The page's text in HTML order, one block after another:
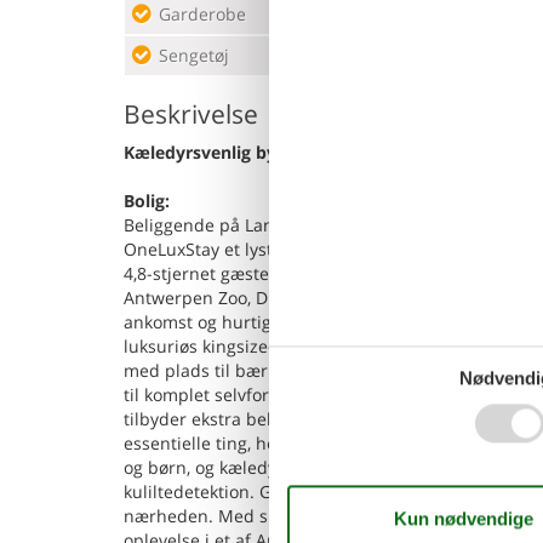
Garderobe
Sengetøj
Beskrivelse
Kæledyrsvenlig byferie i Antwerpen
Bolig:
Beliggende på Lange Leemstraat, kun få øjeblikke
OneLuxStay et lyst og sofistikeret fristed i en
4,8-stjernet gæstebedømmelse tilbyder
Antwerpen Zoo, Diamantkvarteret og store
ankomst og hurtig adgang til byens rytmiske
luksuriøs kingsize-seng i et lyst, åbent rum. For
med plads til bærbar computer sammen med
til komplet selvforplejning med ovn, køleskab,
tilbyder ekstra bekvemmelighed til
essentielle ting, herunder hårtørrer, shampoo og
og børn, og kæledyr er tilladt under opholdet.
kuliltedetektion. Gæsterne kan også drage fordel
nærheden. Med sin blanding af overlegent design